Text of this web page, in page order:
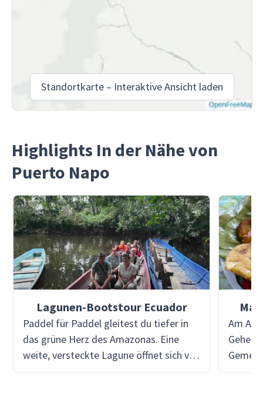
Standortkarte – Interaktive Ansicht laden
Highlights In der Nähe von
Puerto Napo
Lagunen-Bootstour Ecuador
Paddel für Paddel gleitest du tiefer in
das grüne Herz des Amazonas. Eine
weite, versteckte Lagune öffnet sich vor
dir - ruhig, geheimnisvoll, umgeben von
Am